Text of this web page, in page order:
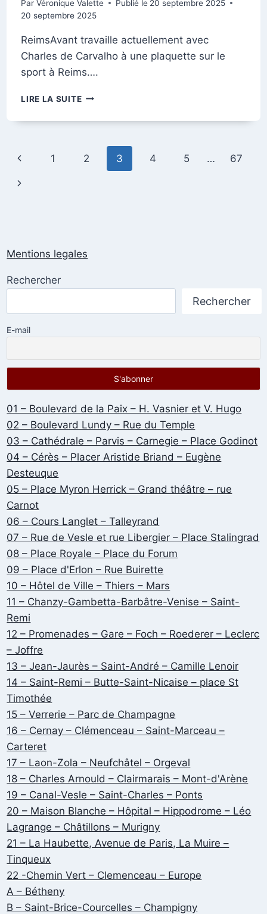
Par Véronique Valette Publié le 20 septembre 2025
20 septembre 2025
ReimsAvant travaille actuellement avec
Charles de Carvalho à une plaquette sur le
sport à Reims….
LIRE LA SUITEFÊTE
LA
1903
Navigation
Page
précédente
1 2 3 4 5 … 67
Page
Mentions legales
Rechercher
Rechercher
E-mail
01 – Boulevard de la Paix – H. Vasnier et V. Hugo
02 – Boulevard Lundy – Rue du Temple
03 – Cathédrale – Parvis – Carnegie – Place Godinot
04 – Cérès – Placer Aristide Briand – Eugène
Desteuque
05 – Place Myron Herrick – Grand théâtre – rue
Carnot
06 – Cours Langlet – Talleyrand
07 – Rue de Vesle et rue Libergier – Place Stalingrad
08 – Place Royale – Place du Forum
09 – Place d'Erlon – Rue Buirette
10 – Hôtel de Ville – Thiers – Mars
11 – Chanzy-Gambetta-Barbâtre-Venise – Saint-
Remi
12 – Promenades – Gare – Foch – Roederer – Leclerc
– Joffre
13 – Jean-Jaurès – Saint-André – Camille Lenoir
14 – Saint-Remi – Butte-Saint-Nicaise – place St
Timothée
15 – Verrerie – Parc de Champagne
16 – Cernay – Clémenceau – Saint-Marceau –
Carteret
17 – Laon-Zola – Neufchâtel – Orgeval
18 – Charles Arnould – Clairmarais – Mont-d'Arène
19 – Canal-Vesle – Saint-Charles – Ponts
20 – Maison Blanche – Hôpital – Hippodrome – Léo
Lagrange – Châtillons – Murigny
21 – La Haubette, Avenue de Paris, La Muire –
Tinqueux
22 -Chemin Vert – Clemenceau – Europe
A – Bétheny
B – Saint-Brice-Courcelles – Champigny